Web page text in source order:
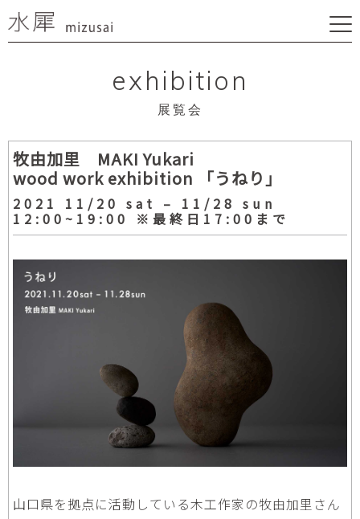
exhibition
展覧会
牧由加里 MAKI Yukari
wood work exhibition 「うねり」
2021 11/20 sat – 11/28 sun
12:00~19:00 ※最終日17:00まで
山口県を拠点に活動している木工作家の牧由加里さん